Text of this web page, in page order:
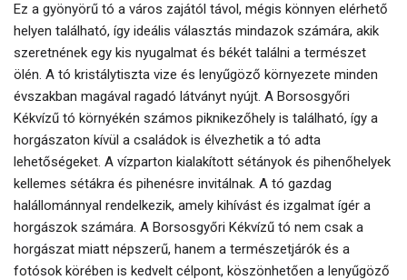
Ez a gyönyörű tó a város zajától távol, mégis könnyen elérhető
helyen található, így ideális választás mindazok számára, akik
szeretnének egy kis nyugalmat és békét találni a természet
ölén. A tó kristálytiszta vize és lenyűgöző környezete minden
évszakban magával ragadó látványt nyújt. A Borsosgyőri
Kékvízű tó környékén számos piknikezőhely is található, így a
horgászaton kívül a családok is élvezhetik a tó adta
lehetőségeket. A vízparton kialakított sétányok és pihenőhelyek
kellemes sétákra és pihenésre invitálnak. A tó gazdag
halállománnyal rendelkezik, amely kihívást és izgalmat ígér a
horgászok számára. A Borsosgyőri Kékvízű tó nem csak a
horgászat miatt népszerű, hanem a természetjárók és a
fotósok körében is kedvelt célpont, köszönhetően a lenyűgöző